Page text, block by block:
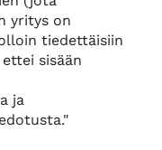
yritys on
tiedettäisiin
sisään
ja